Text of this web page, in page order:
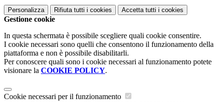
Personalizza Rifiuta tutti i cookies Accetta tutti i cookies
Gestione cookie
In questa schermata è possibile scegliere quali cookie consentire.
I cookie necessari sono quelli che consentono il funzionamento della
piattaforma e non è possibile disabilitarli.
Per conoscere quali sono i cookie necessari al funzionamento potete
visionare la COOKIE POLICY.
Cookie necessari per il funzionamento